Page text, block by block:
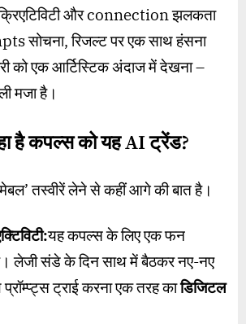
और connection झलकता
सोचना, रिजल्ट पर एक साथ हंसना
को एक आर्टिस्टिक अंदाज में देखना –
मजा है।
है कपल्स को यहAIट्रेंड?
तस्वीरें लेने से कहीं आगे की बात है।
यह कपल्स के लिए एक फन
लेजी संडे के दिन साथ में बैठकर नए-नए
ट्राई करना एक तरह काडिजिटल